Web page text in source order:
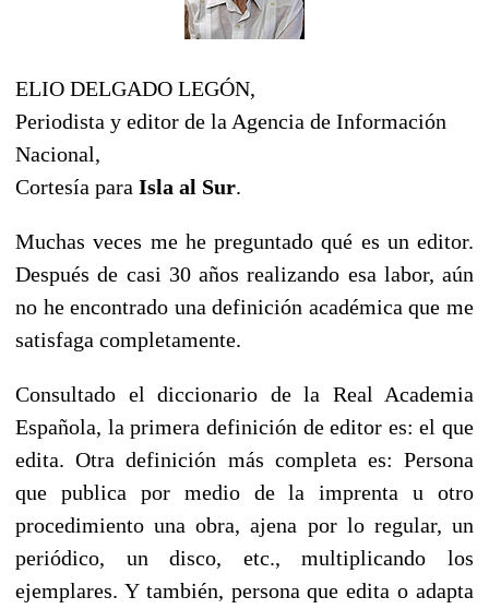
ELIO DELGADO LEGÓN,
Periodista y editor de la Agencia de Información
Nacional,
Cortesía para Isla al Sur.
Muchas veces me he preguntado qué es un editor.
Después de casi 30 años realizando esa labor, aún
no he encontrado una definición académica que me
satisfaga completamente.
Consultado el diccionario de la Real Academia
Española, la primera definición de editor es: el que
edita. Otra definición más completa es: Persona
que publica por medio de la imprenta u otro
procedimiento una obra, ajena por lo regular, un
periódico, un disco, etc., multiplicando los
ejemplares. Y también, persona que edita o adapta